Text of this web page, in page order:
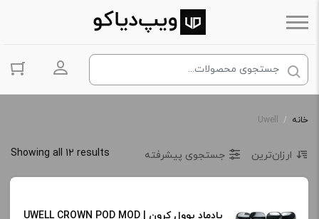
ورود به
خانه /
Uwell
Showing all 12 results ارزان‌ترین جستجوی پیشرفته
پادماد یوول کرون | UWELL CROWN POD MOD